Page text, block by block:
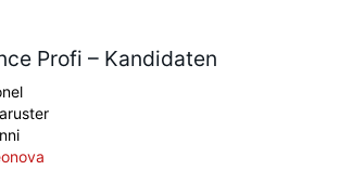
Profi – Kandidaten